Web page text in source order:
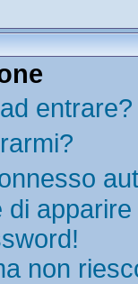
entrare?
non